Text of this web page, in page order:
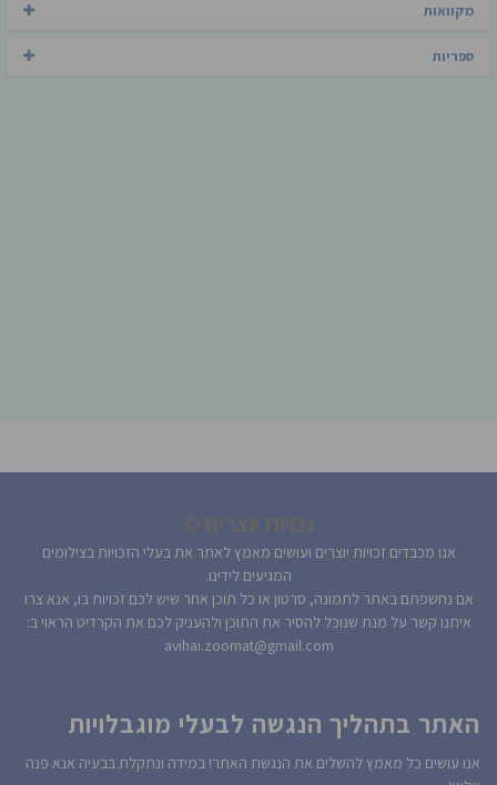
מקוואות
ספריות
אנו מכבדים זכויות יוצרים ועושים מאמץ לאתר את בעלי הזכויות בצילומים
המגיעים לידינו.
אם נחשפתם באתר לתמונה, סרטון או כל תוכן אחר שיש לכם זכויות בו, אנא צרו
איתנו קשר על מנת שנוכל להסיר את התוכן ולהעניק לכם את הקרדיט הראוי ב:
avihai.zoomat@gmail.com
האתר בתהליך הנגשה לבעלי מוגבלויות
אנו עושים כל מאמץ להשלים את הנגשת האתר! במידה ונתקלת בבעיה אנא פנה